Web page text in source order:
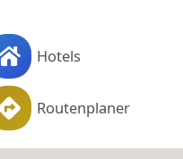
Hotels
Routenplaner